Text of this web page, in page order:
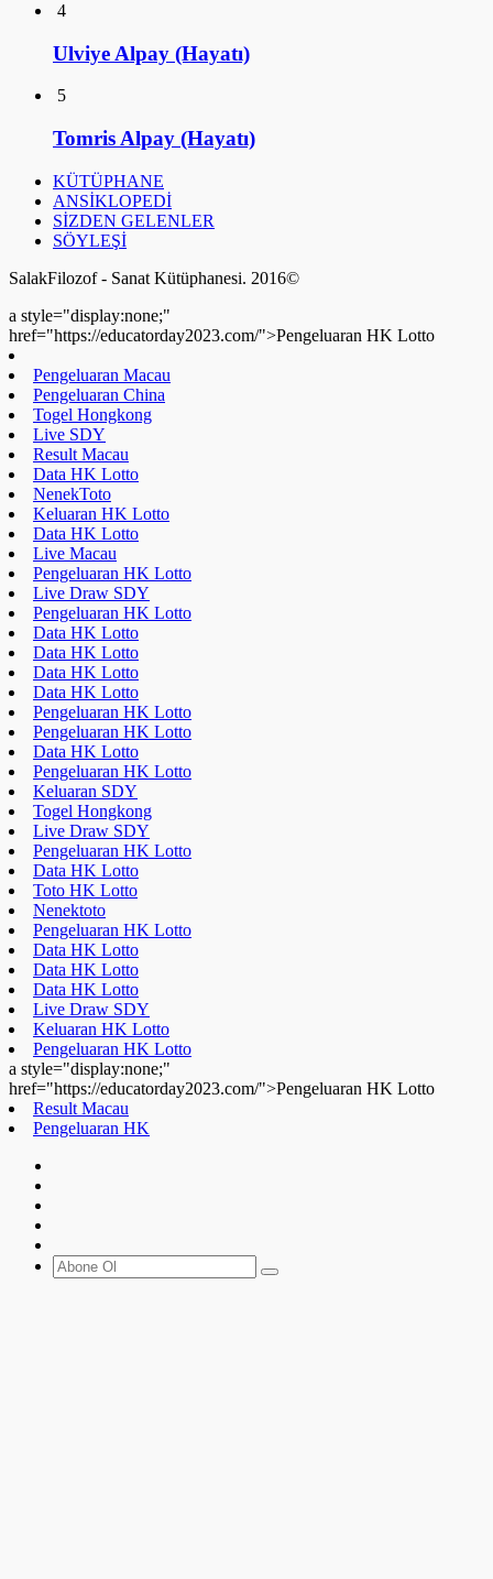
4
Ulviye Alpay (Hayatı)
5
Tomris Alpay (Hayatı)
KÜTÜPHANE
ANSİKLOPEDİ
SİZDEN GELENLER
SÖYLEŞİ
SalakFilozof - Sanat Kütüphanesi. 2016©
a style="display:none;"
href="https://educatorday2023.com/">Pengeluaran HK Lotto
Pengeluaran Macau
Pengeluaran China
Togel Hongkong
Live SDY
Result Macau
Data HK Lotto
NenekToto
Keluaran HK Lotto
Data HK Lotto
Live Macau
Pengeluaran HK Lotto
Live Draw SDY
Pengeluaran HK Lotto
Data HK Lotto
Data HK Lotto
Data HK Lotto
Data HK Lotto
Pengeluaran HK Lotto
Pengeluaran HK Lotto
Data HK Lotto
Pengeluaran HK Lotto
Keluaran SDY
Togel Hongkong
Live Draw SDY
Pengeluaran HK Lotto
Data HK Lotto
Toto HK Lotto
Nenektoto
Pengeluaran HK Lotto
Data HK Lotto
Data HK Lotto
Data HK Lotto
Live Draw SDY
Keluaran HK Lotto
Pengeluaran HK Lotto
a style="display:none;"
href="https://educatorday2023.com/">Pengeluaran HK Lotto
Result Macau
Pengeluaran HK